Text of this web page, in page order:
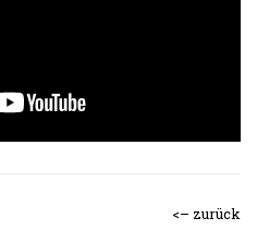
<– zurück